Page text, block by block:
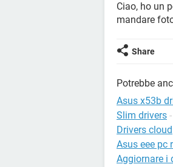
Ciao, ho un
mandare
Share
Potrebbe
Asus x53b
Slim drivers -
Drivers cloud
Asus eee pc
Aggiornare i